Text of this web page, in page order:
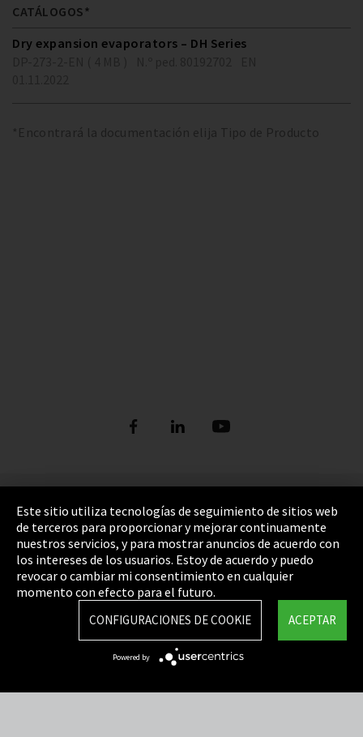
CATÁLOGOS*
Dry expansion evaporators – DH Series
*Encontrará la documentación elija Tipo de Producto
Pie de imprenta
Política de privacidad
Cookie Settings
Términos y Condiciones
Mapa del sitio
Integrity Line
Este sitio utiliza tecnologías de seguimiento de sitios web
de terceros para proporcionar y mejorar continuamente
nuestros servicios, y para mostrar anuncios de acuerdo con
los intereses de los usuarios. Estoy de acuerdo y puedo
revocar o cambiar mi consentimiento en cualquier
momento con efecto para el futuro.
ACEPTAR
CONFIGURACIONES DE COOKIE
Powered by